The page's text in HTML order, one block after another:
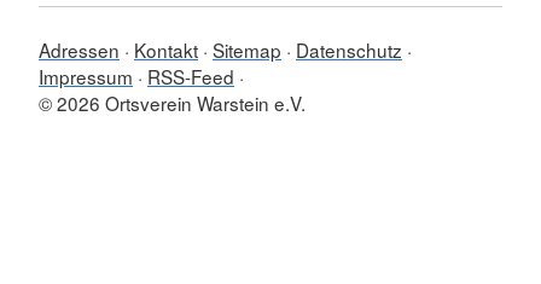
Adressen Kontakt Sitemap
Datenschutz
Impressum
RSS-Feed
© 2026 Ortsverein Warstein e.V.